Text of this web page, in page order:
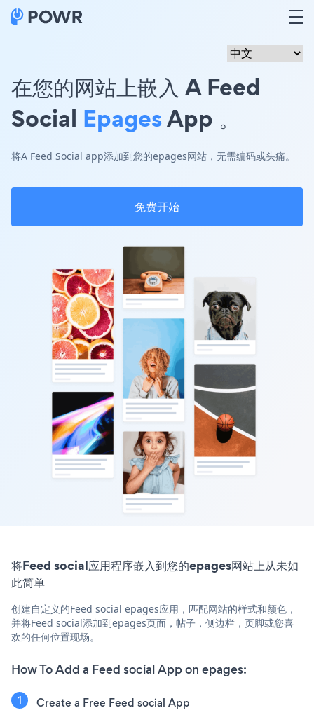
在您的网站上嵌入 A Feed
Social EpagesApp 。
将A Feed Social app添加到您的epages网站，无需编码或头痛。
免费开始
将Feed social应用程序嵌入到您的epages网站上从未如
此简单
创建自定义的Feed social epages应用，匹配网站的样式和颜色，
并将Feed social添加到epages页面，帖子，侧边栏，页脚或您喜
欢的任何位置现场。
How To Add a Feed social App on epages:
Create a Free Feed social App